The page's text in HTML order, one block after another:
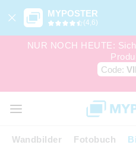
MYPOSTER
(4,6)
NUR NOCH HEUTE:
Code:
Wandbilder Fotobuch